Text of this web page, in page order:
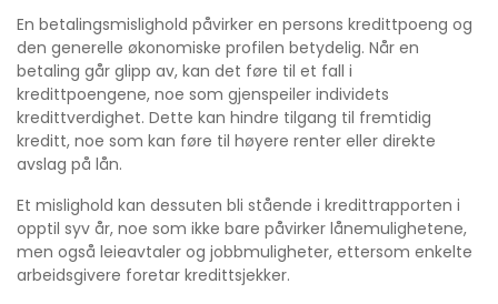
En betalingsmislighold påvirker en persons kredittpoeng og
den generelle økonomiske profilen betydelig. Når en
betaling går glipp av, kan det føre til et fall i
kredittpoengene, noe som gjenspeiler individets
kredittverdighet. Dette kan hindre tilgang til fremtidig
kreditt, noe som kan føre til høyere renter eller direkte
avslag på lån.
Et mislighold kan dessuten bli stående i kredittrapporten i
opptil syv år, noe som ikke bare påvirker lånemulighetene,
men også leieavtaler og jobbmuligheter, ettersom enkelte
arbeidsgivere foretar kredittsjekker.